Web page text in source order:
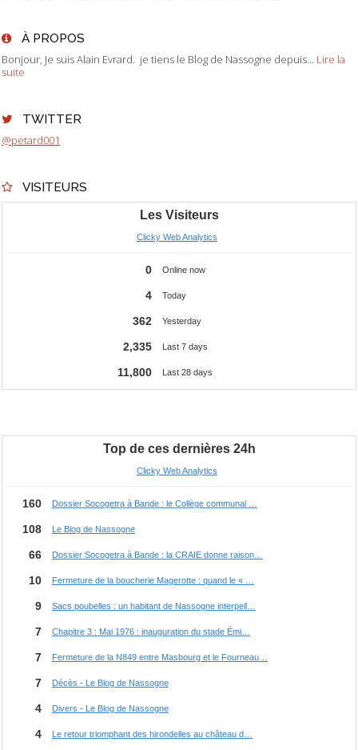
À PROPOS
Bonjour, Je suis Alain Evrard. je tiens le Blog de Nassogne depuis... Lire la
suite
TWITTER
@petard001
VISITEURS